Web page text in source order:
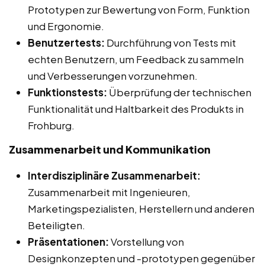
Prototypen zur Bewertung von Form, Funktion
und Ergonomie.
Benutzertests: Durchführung von Tests mit
echten Benutzern, um Feedback zu sammeln
und Verbesserungen vorzunehmen.
Funktionstests: Überprüfung der technischen
Funktionalität und Haltbarkeit des Produkts in
Frohburg.
Zusammenarbeit und Kommunikation
Interdisziplinäre Zusammenarbeit:
Zusammenarbeit mit Ingenieuren,
Marketingspezialisten, Herstellern und anderen
Beteiligten.
Präsentationen:Vorstellung von
Designkonzepten und -prototypen gegenüber